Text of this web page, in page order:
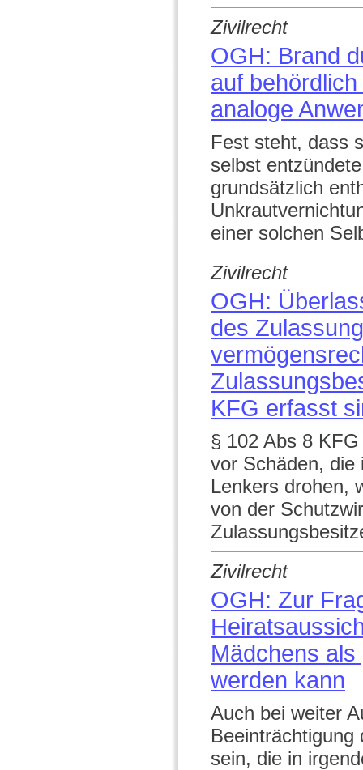
Zivilrecht
OGH: Brand
auf
analoge
Fest steht, dass
selbst
grundsätzlich
einer solchen
Zivilrecht
OGH:
des
KFG erfasst
§ 102 Abs 8
vor Schäden, die
Lenkers drohen,
von der
Zivilrecht
OGH: Zur
Mädchens als
werden kann
Auch bei weiter
sein, die in